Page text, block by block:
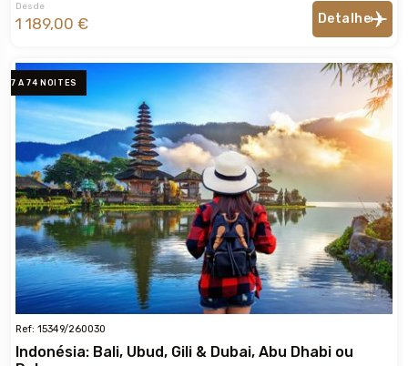
Desde
1 189,00 € Detalhe
7 A 74 NOITES
Ref: 15349/260030
Indonésia: Bali, Ubud, Gili & Dubai, Abu Dhabi ou